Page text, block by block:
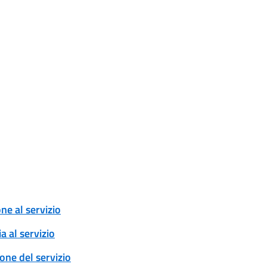
al servizio
al servizio
del servizio